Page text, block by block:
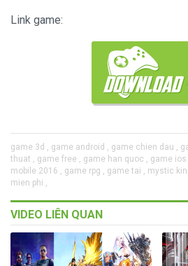
Link game:
game 3d , game android , game chien dau ,
thuat , game free , game han quoc , game ios
mobile 2016 , game rpg , game tai , mystic
mien phi ,
VIDEO LIÊN QUAN